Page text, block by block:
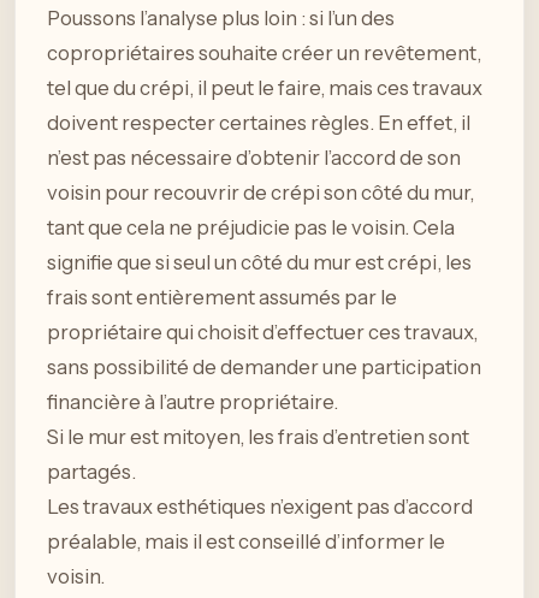
Poussons l’analyse plus loin : si l’un des
copropriétaires souhaite créer un revêtement,
tel que du crépi, il peut le faire, mais ces travaux
doivent respecter certaines règles. En effet, il
n’est pas nécessaire d’obtenir l’accord de son
voisin pour recouvrir de crépi son côté du mur,
tant que cela ne préjudicie pas le voisin. Cela
signifie que si seul un côté du mur est crépi, les
frais sont entièrement assumés par le
propriétaire qui choisit d’effectuer ces travaux,
sans possibilité de demander une participation
financière à l’autre propriétaire.
Si le mur est mitoyen, les frais d’entretien sont
partagés.
Les travaux esthétiques n’exigent pas d’accord
préalable, mais il est conseillé d’informer le
voisin.